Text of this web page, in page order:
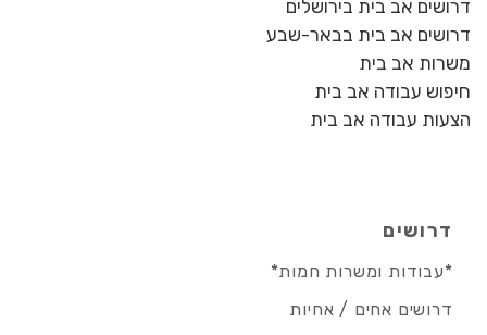
דרושים אב בית בירושלים
דרושים אב בית בבאר-שבע
משרות אב בית
חיפוש עבודה אב בית
הצעות עבודה אב בית
דרושים
*עבודות ומשרות חמות*
דרושים אחים / אחיות